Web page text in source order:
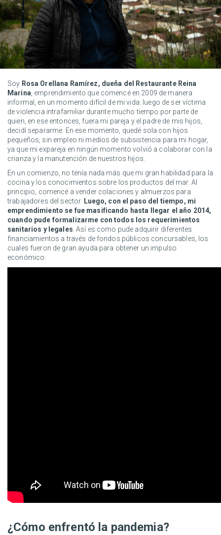
Soy Rosa Orellana Ramírez, dueña del Restaurante Reina
Marina , emprendimiento que comencé en 2009 de manera
informal, en un momento difícil de mi vida: luego de ser víctima
de violencia intrafamiliar durante mucho tiempo por parte de
quien, en ese entonces, fuera mi pareja y el padre de mis hijos,
decidí separarme. En ese momento, quedé sola con hijos
pequeños, sin empleo ni medios de subsistencia para mi hogar,
ya que mi expareja en ningún momento volvió a colaborar con la
crianza y la manutención de nuestros hijos.
En un comienzo, no tenía nada más que mi gran habilidad para la
cocina y los conocimientos sobre los productos del mar. Al
principio, comencé a vender colaciones y almuerzos para
trabajadores del sector. Luego, con el paso del tiempo, mi
emprendimiento se fue masificando hasta llegar el año 2014,
cuando pude formalizarme con todos los requerimientos
sanitarios y legales . Así es como pude adquirir diferentes
financiamientos a través de fondos públicos concursables, los
cuales fueron de gran ayuda para obtener un impulso
económico.
¿Cómo enfrentó la pandemia?